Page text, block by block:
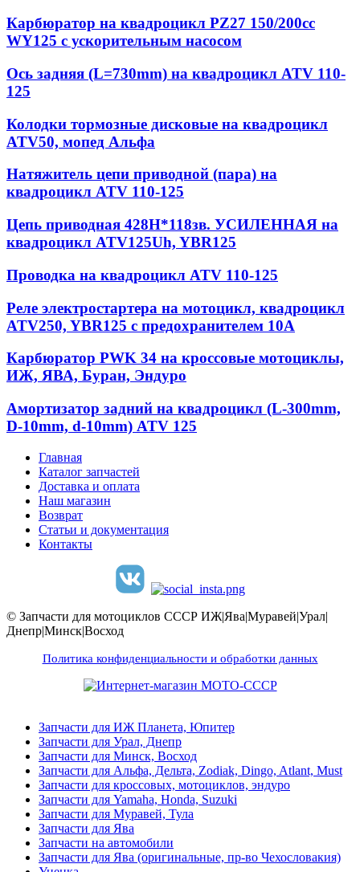
Карбюратор на квадроцикл PZ27 150/200сс
WY125 с ускорительным насосом
Ось задняя (L=730mm) на квадроцикл ATV 110-
125
Колодки тормозные дисковые на квадроцикл
ATV50, мопед Альфа
Натяжитель цепи приводной (пара) на
квадроцикл ATV 110-125
Цепь приводная 428Н*118зв. УСИЛЕННАЯ на
квадроцикл ATV125Uh, YBR125
Проводка на квадроцикл ATV 110-125
Реле электростартера на мотоцикл, квадроцикл
ATV250, YBR125 с предохранителем 10А
Карбюратор PWK 34 на кроссовые мотоциклы,
ИЖ, ЯВА, Буран, Эндуро
Амортизатор задний на квадроцикл (L-300mm,
D-10mm, d-10mm) ATV 125
Главная
Каталог запчастей
Доставка и оплата
Наш магазин
Возврат
Статьи и документация
Контакты
© Запчасти для мотоциклов СССР ИЖ|Ява|Муравей|Урал|
Днепр|Минск|Восход
Политика конфиденциальности и обработки данных
Запчасти для ИЖ Планета, Юпитер
Запчасти для Урал, Днепр
Запчасти для Минск, Восход
Запчасти для Альфа, Дельта, Zodiak, Dingo, Atlant, Must
Запчасти для кроссовых, мотоциклов, эндуро
Запчасти для Yamaha, Honda, Suzuki
Запчасти для Муравей, Тула
Запчасти для Ява
Запчасти на автомобили
Запчасти для Ява (оригинальные, пр-во Чехословакия)